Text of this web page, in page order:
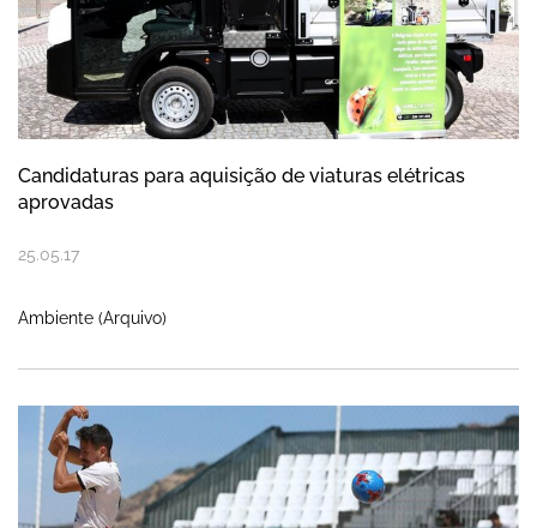
Candidaturas para aquisição de viaturas elétricas
aprovadas
25.05.17
Ambiente (Arquivo)
Euro Winners Cup de 26 de maio a 4 de